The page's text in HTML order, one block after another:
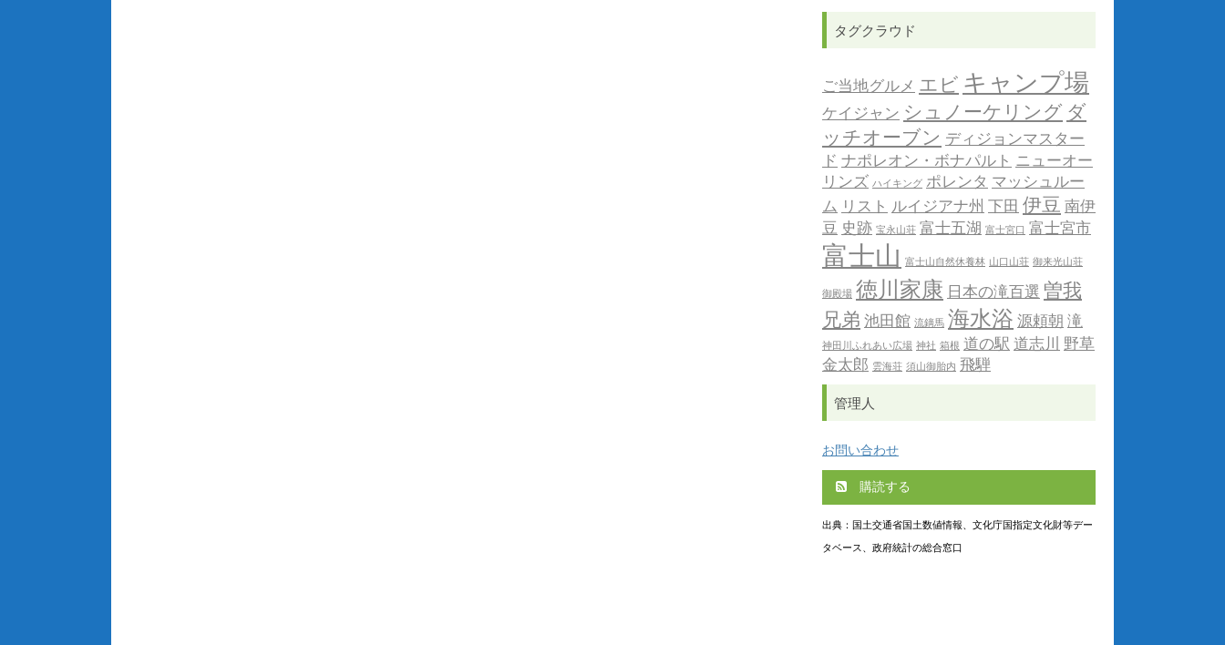
タグクラウド
ご当地グルメ エビ キャンプ場
ケイジャン シュノーケリング ダ
ッチオーブン ディジョンマスター
ド ナポレオン・ボナパルト ニューオー
リンズ ハイキング ポレンタ マッシュルー
ム リスト ルイジアナ州 下田 伊豆 南伊
豆 史跡 宝永山荘 富士五湖 富士宮口 富士宮市
富士山 富士山自然休養林 山口山荘 御来光山荘
御殿場 徳川家康 日本の滝百選 曽我
兄弟 池田館 流鏑馬 海水浴 源頼朝 滝
神田川ふれあい広場 神社 箱根 道の駅 道志川 野草
金太郎 雲海荘 須山御胎内 飛騨
管理人
お問い合わせ
購読する
出典：国土交通省国土数値情報、文化庁国指定文化財等デー
タベース、政府統計の総合窓口